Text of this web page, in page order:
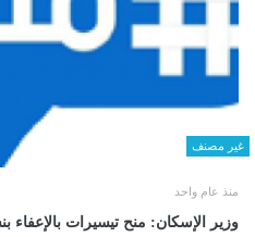
غير مصنف
منذ عام واحد